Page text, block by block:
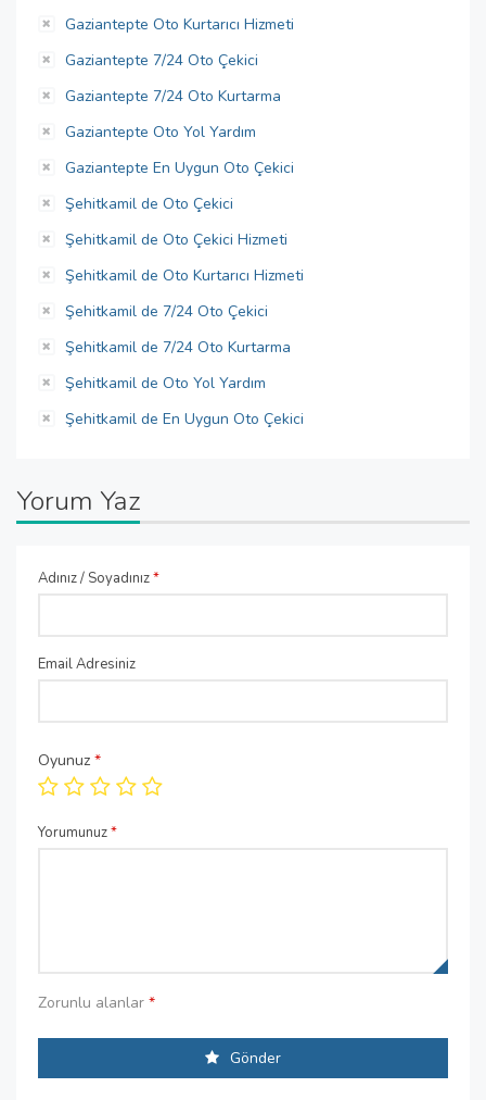
Gaziantepte Oto Kurtarıcı Hizmeti
Gaziantepte 7/24 Oto Çekici
Gaziantepte 7/24 Oto Kurtarma
Gaziantepte Oto Yol Yardım
Gaziantepte En Uygun Oto Çekici
Şehitkamil de Oto Çekici
Şehitkamil de Oto Çekici Hizmeti
Şehitkamil de Oto Kurtarıcı Hizmeti
Şehitkamil de 7/24 Oto Çekici
Şehitkamil de 7/24 Oto Kurtarma
Şehitkamil de Oto Yol Yardım
Şehitkamil de En Uygun Oto Çekici
Yorum Yaz
Adınız / Soyadınız*
Email Adresiniz
Oyunuz *
Yorumunuz*
Zorunlu alanlar *
Gönder